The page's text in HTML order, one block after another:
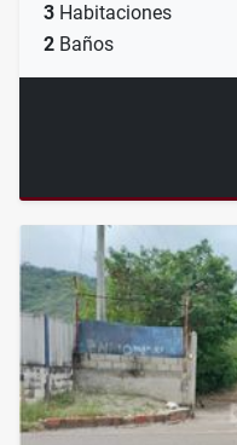
3 Habitaciones
2 Baños